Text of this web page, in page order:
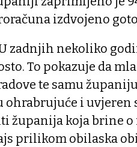
izdvojeno
zadnjih nekoliko
To pokazuje da
te samu
ohrabrujuće i uvjeren
županija koja brine o
prilikom obilaska